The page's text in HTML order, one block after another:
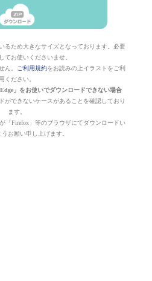
るため大きなサイズとなっております。必要
てお使いくださいませ。
ん。
ご利用規約をお読みの上イラストをご利
用ください。
」をお使いでダウンロードできない場合
ができないケースがあることを確認しており
ます。
「Firefox」等のブラウザにてダウンロードい
お願い申し上げます。